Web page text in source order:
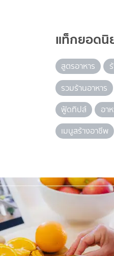
แท็กยอดนิ
สูตรอาหาร
รวมร้านอาหาร
ฟู้ดทิปส์
อา
เมนูสร้างอาชีพ